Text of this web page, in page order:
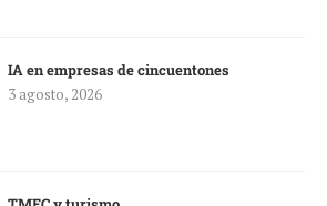
IA en empresas de cincuentones
3 agosto, 2026